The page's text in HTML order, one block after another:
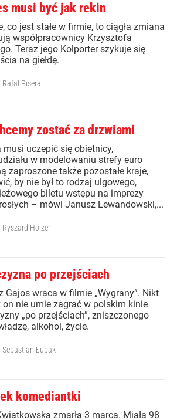
musi być jak rekin
co jest stałe w firmie, to ciągła zmiana
współpracownicy Krzysztofa
Teraz jego Kolporter szykuje się
na giełdę.
Rafał Pisera
zostać za drzwiami
musi uczepić się obietnicy,
w modelowaniu strefy euro
zaproszone także pozostałe kraje,
by nie był to rodzaj ulgowego,
biletu wstępu na imprezy
– mówi Janusz Lewandowski,...
Ryszard Holzer
po przejściach
Gajos wraca w filmie „Wygrany”. Nikt
on nie umie zagrać w polskim kinie
„po przejściach”, zniszczonego
alkohol, życie.
Sebastian Łupak
komediantki
zmarła 3 marca. Miała 98